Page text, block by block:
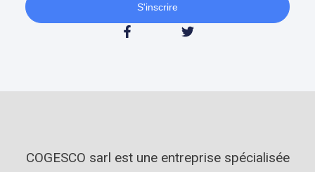
S'inscrire
COGESCO sarl est une entreprise spécialisée